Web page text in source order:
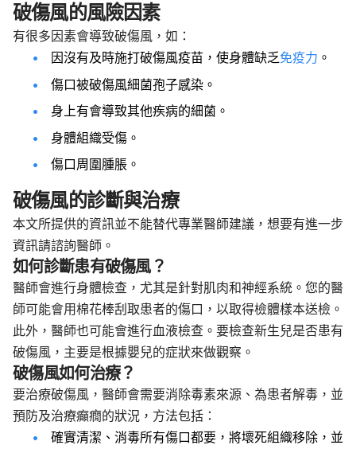
破傷風的風險因素
有很多因素會導致破傷風，如：
因沒有及時施打破傷風疫苗，使身體缺乏免疫力 。
傷口被破傷風細菌孢子感染。
身上有會導致其他疾病的細菌。
身體組織受傷。
傷口周圍腫脹。
破傷風的診斷與治療
本文所提供的資訊並不能替代專業醫師建議，想要有進一步
資訊請諮詢醫師。
如何診斷患有破傷風？
醫師會進行身體檢查，尤其是針對肌肉和神經系統。您的醫
師可能會用棉花棒刮取患者的傷口，以取得檢體樣本送檢。
此外，醫師也可能會進行血液檢查。要檢查新生兒是否患有
破傷風，主要是根據嬰兒的症狀來做觀察。
破傷風如何治療？
要治療破傷風，醫師會需要消除毒素來源、為患者解毒，並
預防及治療癲癇的狀況，方法包括：
確實清潔、消毒所有傷口都要，將壞死組織移除，並